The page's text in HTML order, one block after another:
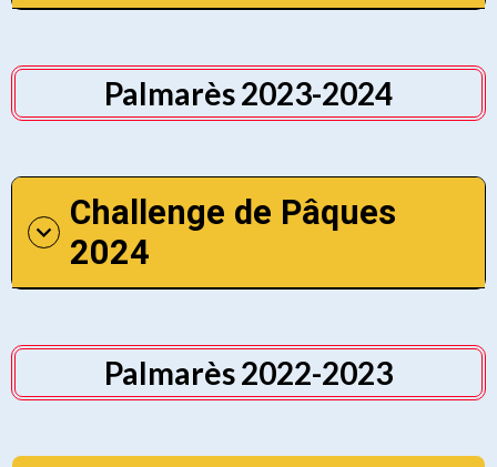
Palmarès 2023-2024
Challenge de Pâques
2024
Palmarès 2022-2023